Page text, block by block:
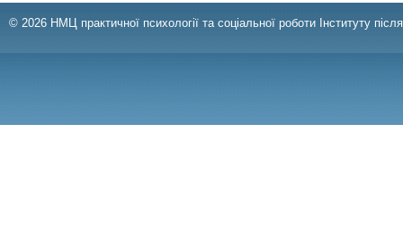
© 2026 НМЦ практичної психології та соціальної роботи Інституту